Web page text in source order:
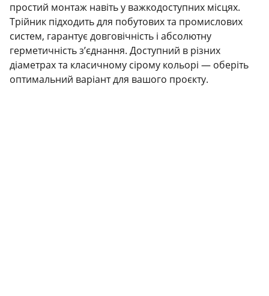
простий монтаж навіть у важкодоступних місцях.
Трійник підходить для побутових та промислових
систем, гарантує довговічність і абсолютну
герметичність з’єднання. Доступний в різних
діаметрах та класичному сірому кольорі — оберіть
оптимальний варіант для вашого проєкту.